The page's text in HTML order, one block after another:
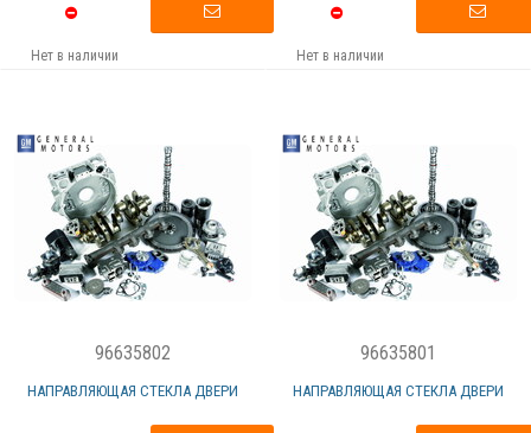
Нет в наличии Нет в наличии
96635802
НАПРАВЛЯЮЩАЯ СТЕКЛА ДВЕРИ
96635801
НАПРАВЛЯЮЩАЯ СТЕКЛА ДВЕРИ